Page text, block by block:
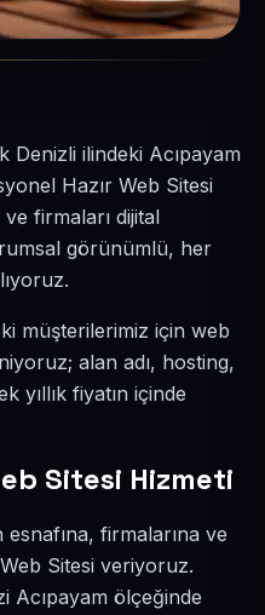
Denizli ilindeki Acıpayam
Hazır Web Sitesi
firmaları dijital
görünümlü, her
müşterilerimiz için web
alan adı, hosting,
yıllık fiyatın içinde
Sitesi Hizmeti
firmalarına ve
Sitesi veriyoruz.
Acıpayam ölçeğinde